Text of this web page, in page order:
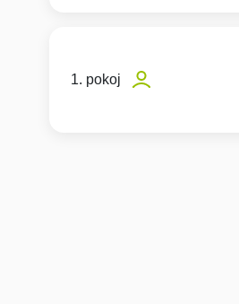
1. pokoj